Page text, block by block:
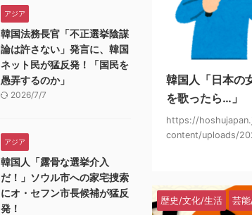
韓国人「日本の
を歌ったら…」
https://
content/uploads/
歴史/文化/生活 芸
アジア
韓国法務長官「不正選挙陰謀
論は許さない」発言に、韓国
ネット民が猛反発！「国民を
愚弄するのか」
2026/7/7
アジア
韓国人「露骨な選挙介入
だ！」ソウル市への家宅捜索
にオ・セフン市長候補が猛反
発！